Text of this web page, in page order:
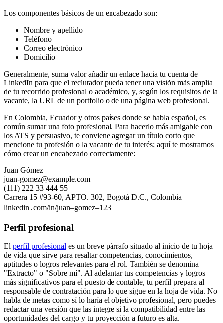
Los componentes básicos de un encabezado son:
Nombre y apellido
Teléfono
Correo electrónico
Domicilio
Generalmente, suma valor añadir un enlace hacia tu cuenta de
LinkedIn para que el reclutador pueda tener una visión más amplia
de tu recorrido profesional o académico, y, según los requisitos de la
vacante, la URL de un portfolio o de una página web profesional.
En Colombia, Ecuador y otros países donde se habla español, es
común sumar una foto profesional. Para hacerlo más amigable con
los ATS y persuasivo, te conviene agregar un título corto que
mencione tu profesión o la vacante de tu interés; aquí te mostramos
cómo crear un encabezado correctamente:
Juan Gómez
juan-gomez@example.com
(111) 222 33 444 55
Carrera 15 #93-60, APTO. 302, Bogotá D.C., Colombia
linkedin․com/in/juan–gomez–123
Perfil profesional
El perfil profesional es un breve párrafo situado al inicio de tu hoja
de vida que sirve para resaltar competencias, conocimientos,
aptitudes o logros relevantes para el rol. También se denomina
"Extracto" o "Sobre mí". Al adelantar tus competencias y logros
más significativos para el puesto de contable, tu perfil prepara al
responsable de contratación para lo que sigue en la hoja de vida. No
habla de metas como sí lo haría el objetivo profesional, pero puedes
redactar una versión que las integre si la compatibilidad entre las
oportunidades del cargo y tu proyección a futuro es alta.